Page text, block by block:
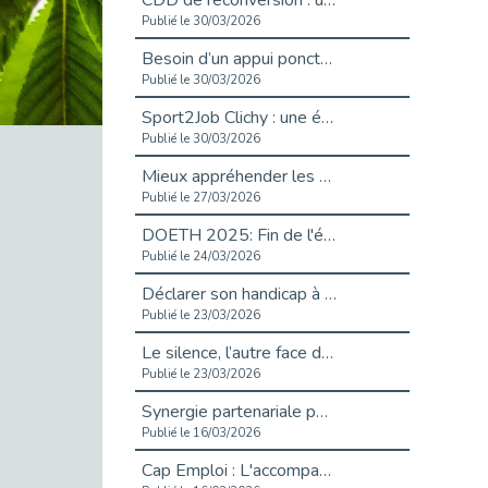
Publié le 30/03/2026
Besoin d’un appui ponctuel expertise handicap ?
Publié le 30/03/2026
Sport2Job Clichy : une édition altoséquanaise avec Cap Emploi 92.
Publié le 30/03/2026
Mieux appréhender les enjeux du handicap singulier en entreprise - vidéo
Publié le 27/03/2026
DOETH 2025: Fin de l'écrêtement
Publié le 24/03/2026
Déclarer son handicap à son employeur : un levier professionnel ?
Publié le 23/03/2026
Le silence, l’autre face du recrutement : un appel au respect des candidats.
Publié le 23/03/2026
Synergie partenariale pour l'Inclusion Professionnelle chez Orange
Publié le 16/03/2026
Cap Emploi : L'accompagnement EXH c’est quoi ?